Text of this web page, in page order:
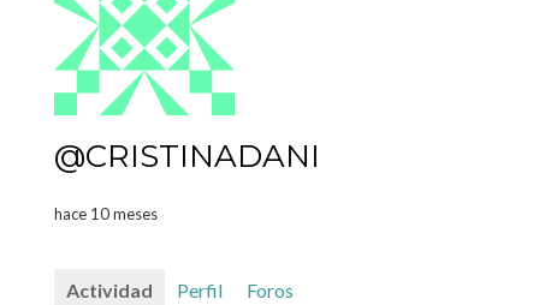
@CRISTINADANI
hace 10 meses
Actividad Perfil Foros